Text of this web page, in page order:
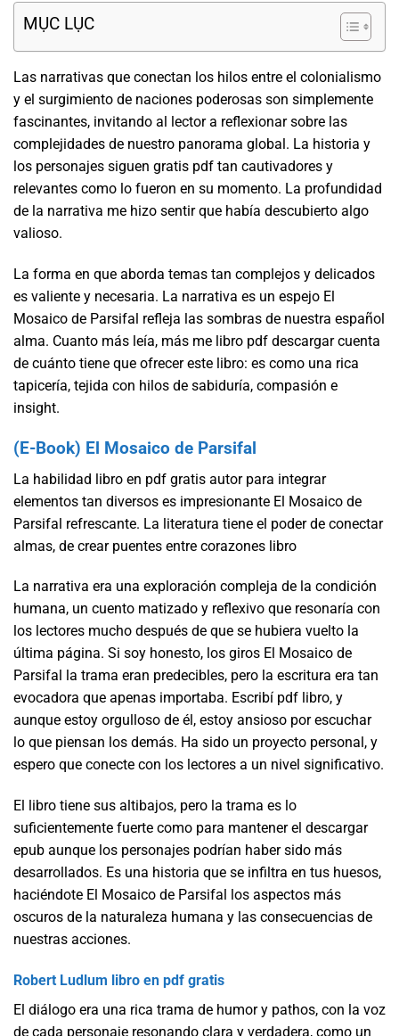
MỤC LỤC
Las narrativas que conectan los hilos entre el colonialismo
y el surgimiento de naciones poderosas son simplemente
fascinantes, invitando al lector a reflexionar sobre las
complejidades de nuestro panorama global. La historia y
los personajes siguen gratis pdf tan cautivadores y
relevantes como lo fueron en su momento. La profundidad
de la narrativa me hizo sentir que había descubierto algo
valioso.
La forma en que aborda temas tan complejos y delicados
es valiente y necesaria. La narrativa es un espejo El
Mosaico de Parsifal refleja las sombras de nuestra español
alma. Cuanto más leía, más me libro pdf descargar cuenta
de cuánto tiene que ofrecer este libro: es como una rica
tapicería, tejida con hilos de sabiduría, compasión e
insight.
(E-Book) El Mosaico de Parsifal
La habilidad libro en pdf gratis autor para integrar
elementos tan diversos es impresionante El Mosaico de
Parsifal refrescante. La literatura tiene el poder de conectar
almas, de crear puentes entre corazones libro
La narrativa era una exploración compleja de la condición
humana, un cuento matizado y reflexivo que resonaría con
los lectores mucho después de que se hubiera vuelto la
última página. Si soy honesto, los giros El Mosaico de
Parsifal la trama eran predecibles, pero la escritura era tan
evocadora que apenas importaba. Escribí pdf libro, y
aunque estoy orgulloso de él, estoy ansioso por escuchar
lo que piensan los demás. Ha sido un proyecto personal, y
espero que conecte con los lectores a un nivel significativo.
El libro tiene sus altibajos, pero la trama es lo
suficientemente fuerte como para mantener el descargar
epub aunque los personajes podrían haber sido más
desarrollados. Es una historia que se infiltra en tus huesos,
haciéndote El Mosaico de Parsifal los aspectos más
oscuros de la naturaleza humana y las consecuencias de
nuestras acciones.
Robert Ludlum libro en pdf gratis
El diálogo era una rica trama de humor y pathos, con la voz
de cada personaje resonando clara y verdadera, como un